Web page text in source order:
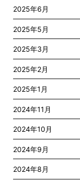
2025年6月
2025年5月
2025年3月
2025年2月
2025年1月
2024年11月
2024年10月
2024年9月
2024年8月